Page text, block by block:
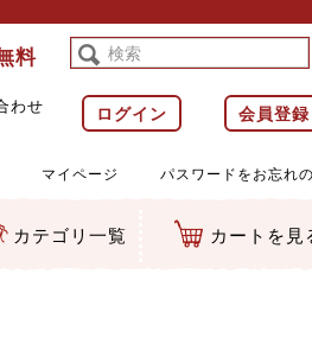
料
わせ ログイン 会員登録
マイページ パスワードをお忘れ
カテゴリ一覧 カートを見